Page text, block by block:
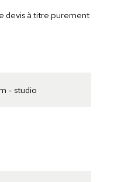
devis à titre purement
- studio